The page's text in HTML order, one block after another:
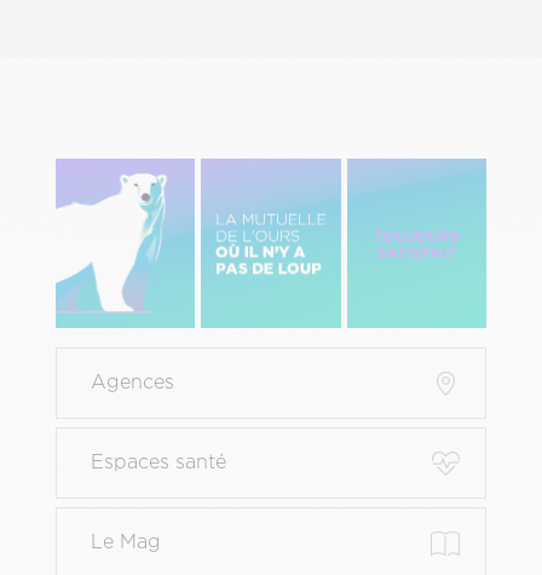
gauche
Pied
page
principal
Agences
Espaces santé
Le Mag